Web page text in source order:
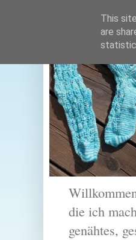
die ich
genähtes,
This
are